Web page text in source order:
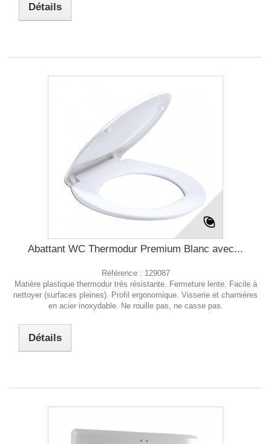
Détails
Abattant WC Thermodur Premium Blanc avec...
Référence : 129087
Matière plastique thermodur très résistante. Fermeture lente. Facile à
nettoyer (surfaces pleines). Profil ergonomique. Visserie et charnières
en acier inoxydable. Ne rouille pas, ne casse pas.
Détails